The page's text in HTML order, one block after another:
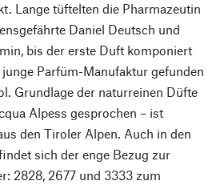
Lange tüftelten die Pharmazeutin
Daniel Deutsch und
bis der erste Duft komponiert
Parfüm-Manufaktur gefunden
Grundlage der naturreinen Düfte
Alpess gesprochen – ist
den Tiroler Alpen. Auch in den
sich der enge Bezug zur
2828, 2677 und 3333 zum